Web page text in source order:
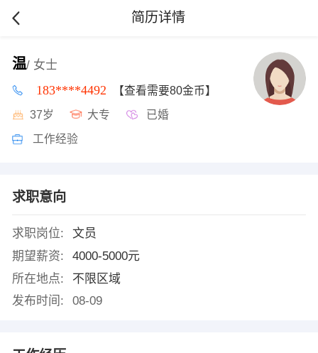
简历详情
温/ 女士
183****4492 【查看需要80金币】
37岁 大专 已婚
工作经验
求职意向
求职岗位:
文员
期望薪资:
4000-5000元
所在地点:
不限区域
发布时间:
08-09